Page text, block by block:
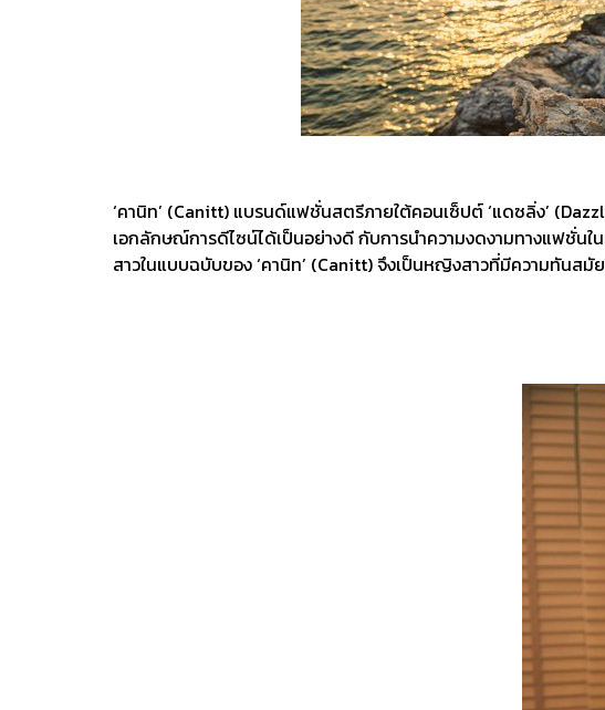
‘คานิท’ (Canitt) แบรนด์แฟชั่นสตรีภายใต้คอนเซ็ปต์ ‘แดซลิ่ง’
เอกลักษณ์การดีไซน์ได้เป็นอย่างดี กับการนำความงดงามทางแฟชั่
สาวในแบบฉบับของ ‘คานิท’ (Canitt) จึงเป็นหญิงสาวที่มีความทันส